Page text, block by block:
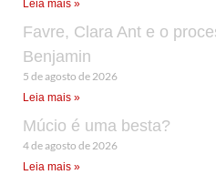
Leia mais »
Favre, Clara Ant e o
Benjamin
5 de agosto de 2026
Leia mais »
Múcio é uma besta?
4 de agosto de 2026
Leia mais »